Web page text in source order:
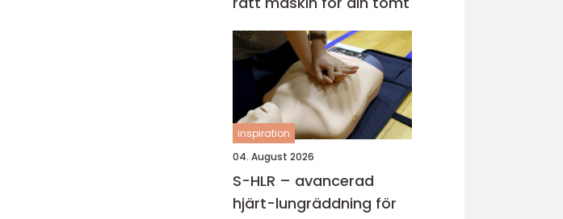
inspiration
04. August 2026
S-HLR – avancerad
hjärt-lungräddning för